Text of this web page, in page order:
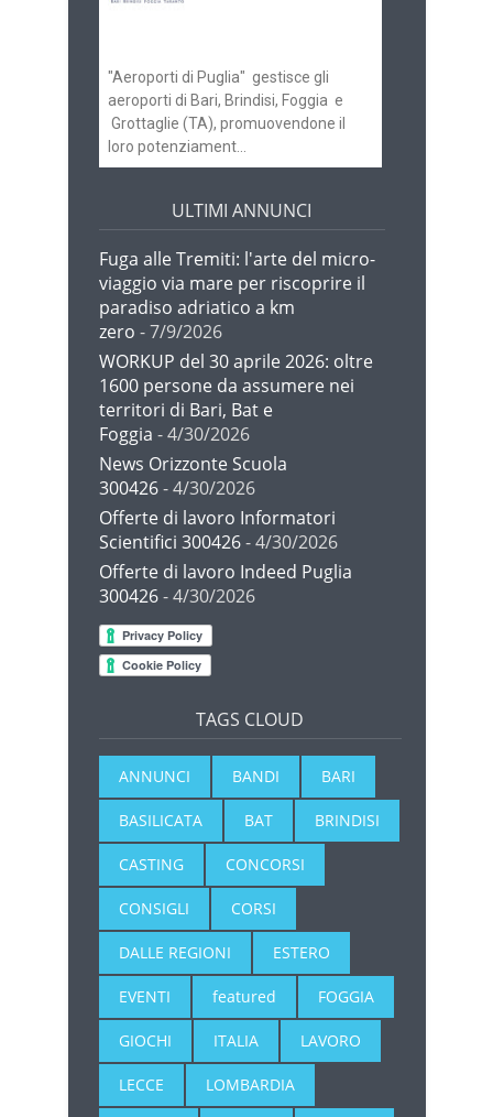
"Aeroporti di Puglia" gestisce gli
aeroporti di Bari, Brindisi, Foggia e
Grottaglie (TA), promuovendone il
loro potenziament...
ULTIMI ANNUNCI
Fuga alle Tremiti: l'arte del micro-
viaggio via mare per riscoprire il
paradiso adriatico a km
zero - 7/9/2026
WORKUP del 30 aprile 2026: oltre
1600 persone da assumere nei
territori di Bari, Bat e
Foggia - 4/30/2026
News Orizzonte Scuola
300426- 4/30/2026
Offerte di lavoro Informatori
Scientifici 300426- 4/30/2026
Offerte di lavoro Indeed Puglia
300426- 4/30/2026
TAGS CLOUD
ANNUNCI BANDI BARI
BASILICATA BAT BRINDISI
CASTING CONCORSI
CONSIGLI CORSI
DALLE REGIONI ESTERO
EVENTI featured FOGGIA
GIOCHI ITALIA LAVORO
LECCE LOMBARDIA